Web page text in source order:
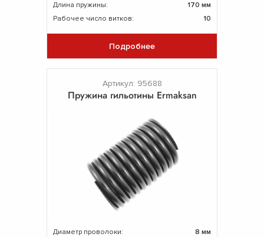
Длина пружины:
170 мм
Рабочее число витков:
10
Подробнее
Артикул: 95688
Пружина гильотины Ermaksan
Диаметр проволоки:
8 мм